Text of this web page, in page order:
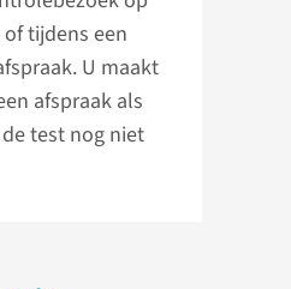
tijdens een
U maakt
afspraak als
test nog niet